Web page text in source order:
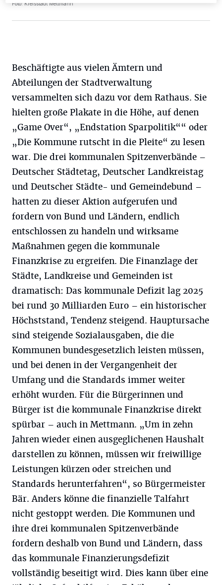
Foto: Kreisstadt Mettmann
Beschäftigte aus vielen Ämtern und
Abteilungen der Stadtverwaltung
versammelten sich dazu vor dem Rathaus. Sie
hielten große Plakate in die Höhe, auf denen
„Game Over“, „Endstation Sparpolitik““ oder
„Die Kommune rutscht in die Pleite“ zu lesen
war. Die drei kommunalen Spitzenverbände –
Deutscher Städtetag, Deutscher Landkreistag
und Deutscher Städte- und Gemeindebund –
hatten zu dieser Aktion aufgerufen und
fordern von Bund und Ländern, endlich
entschlossen zu handeln und wirksame
Maßnahmen gegen die kommunale
Finanzkrise zu ergreifen. Die Finanzlage der
Städte, Landkreise und Gemeinden ist
dramatisch: Das kommunale Defizit lag 2025
bei rund 30 Milliarden Euro – ein historischer
Höchststand, Tendenz steigend. Hauptursache
sind steigende Sozialausgaben, die die
Kommunen bundesgesetzlich leisten müssen,
und bei denen in der Vergangenheit der
Umfang und die Standards immer weiter
erhöht wurden. Für die Bürgerinnen und
Bürger ist die kommunale Finanzkrise direkt
spürbar – auch in Mettmann. „Um in zehn
Jahren wieder einen ausgeglichenen Haushalt
darstellen zu können, müssen wir freiwillige
Leistungen kürzen oder streichen und
Standards herunterfahren“, so Bürgermeister
Bär. Anders könne die finanzielle Talfahrt
nicht gestoppt werden. Die Kommunen und
ihre drei kommunalen Spitzenverbände
fordern deshalb von Bund und Ländern, dass
das kommunale Finanzierungsdefizit
vollständig beseitigt wird. Dies kann über eine